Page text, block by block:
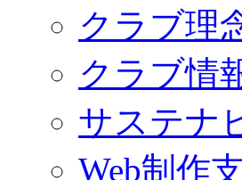
クラブ理
クラブ情
サステナ
Web制作